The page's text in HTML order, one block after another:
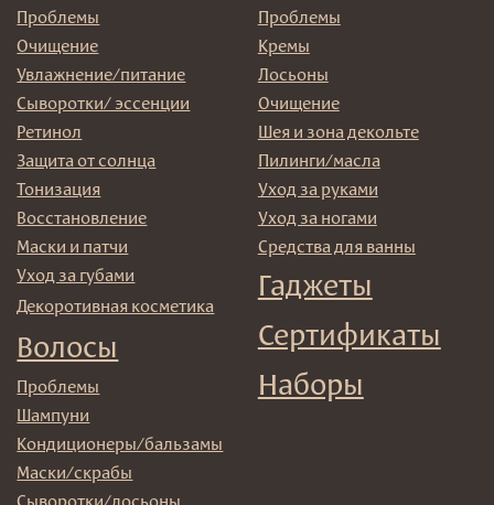
→
Отправляя адрес электронной почты вы соглашаетесь
с политикой в отношении обработки персональных
данных